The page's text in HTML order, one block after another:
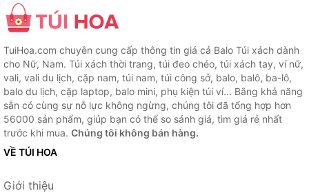
TuiHoa.com chuyên cung cấp thông tin giá cả Balo Túi xách dành
cho Nữ, Nam. Túi xách thời trang, túi đeo chéo, túi xách tay, ví nữ,
vali, vali du lịch, cặp nam, túi nam, túi công sở, balo, balô, ba-lô,
balo du lịch, cặp laptop, balo mini, phụ kiện túi ví... Bằng khả năng
sẵn có cùng sự nỗ lực không ngừng, chúng tôi đã tổng hợp hơn
56000 sản phẩm, giúp bạn có thể so sánh giá, tìm giá rẻ nhất
trước khi mua. Chúng tôi không bán hàng.
VỀ TÚI HOA
Giới thiệu